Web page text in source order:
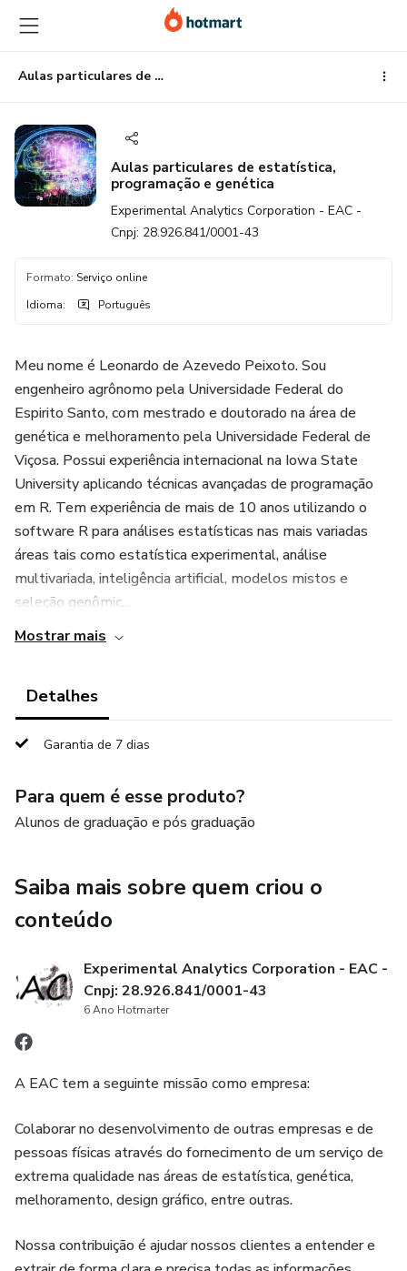
para
o
conteúdo
principal
para
o
pagamento
para
o
rodapé
Aulas particulares de estatística, programação e genética
Aulas particulares de estatística,
programação e genética
Experimental Analytics Corporation - EAC -
Cnpj: 28.926.841/0001-43
Formato: Serviço online
Idioma: Português
Meu nome é Leonardo de Azevedo Peixoto. Sou
engenheiro agrônomo pela Universidade Federal do
Espirito Santo, com mestrado e doutorado na área de
genética e melhoramento pela Universidade Federal de
Viçosa. Possui experiência internacional na Iowa State
University aplicando técnicas avançadas de programação
em R. Tem experiência de mais de 10 anos utilizando o
software R para análises estatísticas nas mais variadas
áreas tais como estatística experimental, análise
multivariada, inteligência artificial, modelos mistos e
seleção genômic...
Mostrar mais
Detalhes
Garantia de 7 dias
Para quem é esse produto?
Alunos de graduação e pós graduação
Saiba mais sobre quem criou o
conteúdo
Experimental Analytics Corporation - EAC -
Cnpj: 28.926.841/0001-43
6 Ano Hotmarter
A EAC tem a seguinte missão como empresa:
Colaborar no desenvolvimento de outras empresas e de
pessoas físicas através do fornecimento de um serviço de
extrema qualidade nas áreas de estatística, genética,
melhoramento, design gráfico, entre outras.
Nossa contribuição é ajudar nossos clientes a entender e